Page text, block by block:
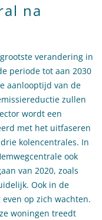
na
verandering in
periode tot aan 2030
aanlooptijd van de
zullen
wordt een
met het uitfaseren
kolencentrales. In
ook
van 2020, zoals
Ook in de
op zich wachten.
woningen treedt